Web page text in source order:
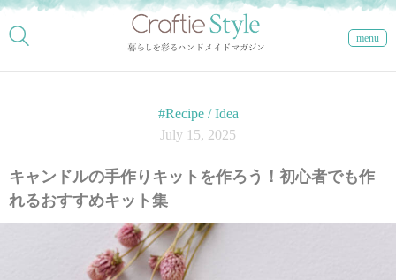
menu
#Recipe / Idea
July 15, 2025
キャンドルの手作りキットを作ろう！初心者でも作
れるおすすめキット集